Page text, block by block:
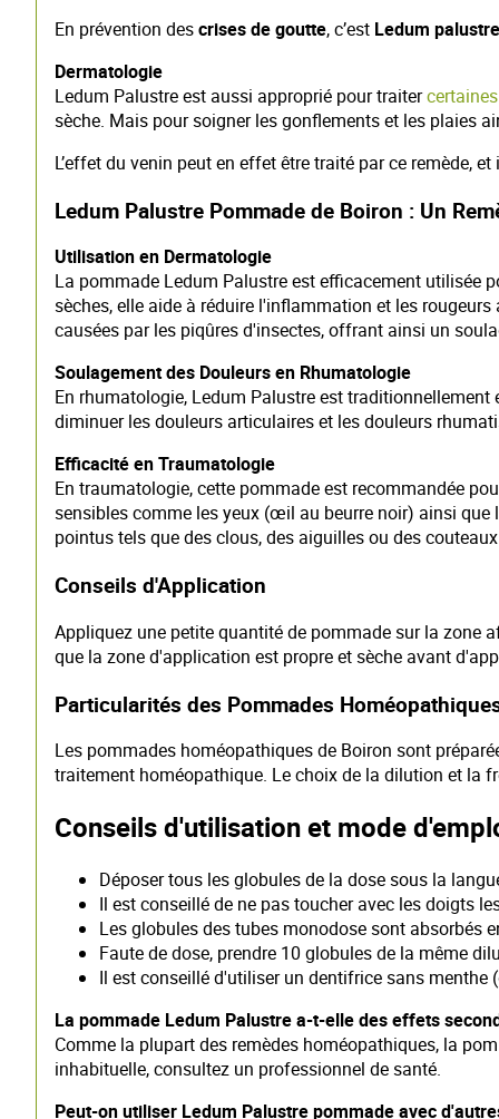
En prévention descrises de goutte, c’est Ledum
Dermatologie
Ledum Palustre est aussi approprié pour traiter
sèche. Mais pour soigner les gonflements et les plaies
L’effet du venin peut en effet être traité par ce remède,
Ledum Palustre Pommade de Boiron : Un
Utilisation en Dermatologie
La pommade Ledum Palustre est efficacement utilisée
sèches, elle aide à réduire l'inflammation et les
causées par les piqûres d'insectes, offrant ainsi un
Soulagement des Douleurs en Rhumatologie
En rhumatologie, Ledum Palustre est
diminuer les douleurs articulaires et les douleurs
Efficacité en Traumatologie
En traumatologie, cette pommade est recommandée
sensibles comme les yeux (œil au beurre noir) ainsi
pointus tels que des clous, des aiguilles ou des
Conseils d'Application
Appliquez une petite quantité de pommade sur la zone
que la zone d'application est propre et sèche avant
Particularités des Pommades
Les pommades homéopathiques de Boiron sont
traitement homéopathique. Le choix de la dilution et la
Conseils d'utilisation et mode
Déposer tous les globules de la dose sous la
Il est conseillé de ne pas toucher avec les doigts
Les globules des tubes monodose sont absorbés
Faute de dose, prendre 10 globules de la même
Il est conseillé d'utiliser un dentifrice sans menthe
La pommade Ledum Palustre a-t-elle des effets
Comme la plupart des remèdes homéopathiques, la
inhabituelle, consultez un professionnel de santé.
Peut-on utiliser Ledum Palustre pommade avec